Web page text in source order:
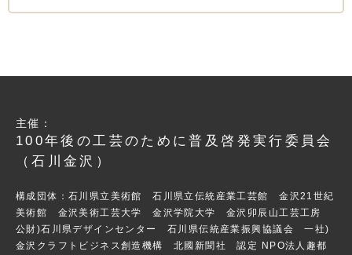
主催：
100年後の工芸のために普及啓発実行委員会
（石川金沢）
構成団体：石川県立美術館 石川県立伝統産業工芸館 金沢21世紀
美術館 金沢美術工芸大学 金沢学院大学 金沢卯辰山工芸工房
公財)石川県デザインセンター 石川県伝統産業振興協議会 一社)
金沢クラフトビジネス創造機構 北國新聞社 認定 NPO法人趣都